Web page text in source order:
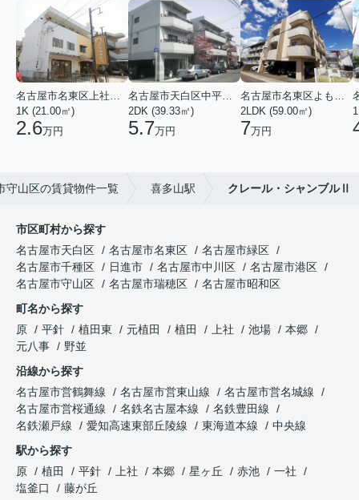
1K (21.00㎡)
2.6万円
2DK (39.33㎡)
5.7万円
2LDK (59.00㎡)
7万円
守山区の賃貸物件一覧 喜多山駅 クレール・シャンブルⅡ
市区町村から探す
名古屋市天白区
名古屋市名東区
名古屋市緑区
名古屋市千種区
日進市 名古屋市中川区
名古屋市港区
名古屋市守山区
名古屋市瑞穂区
名古屋市昭和区
町名から探す
原
平針 植田東 元植田 植田 上社 池場
本郷
元八事
野並
沿線から探す
名古屋市営鶴舞線
名古屋市営東山線
名古屋市営名城線
名古屋市営桜通線
名鉄名古屋本線
名鉄豊田線
名鉄瀬戸線
愛知高速東部丘陵線 東海道本線
中央線
駅から探す
原
植田 平針 上社 本郷 星ヶ丘 赤池
一社
塩釜口
藤が丘